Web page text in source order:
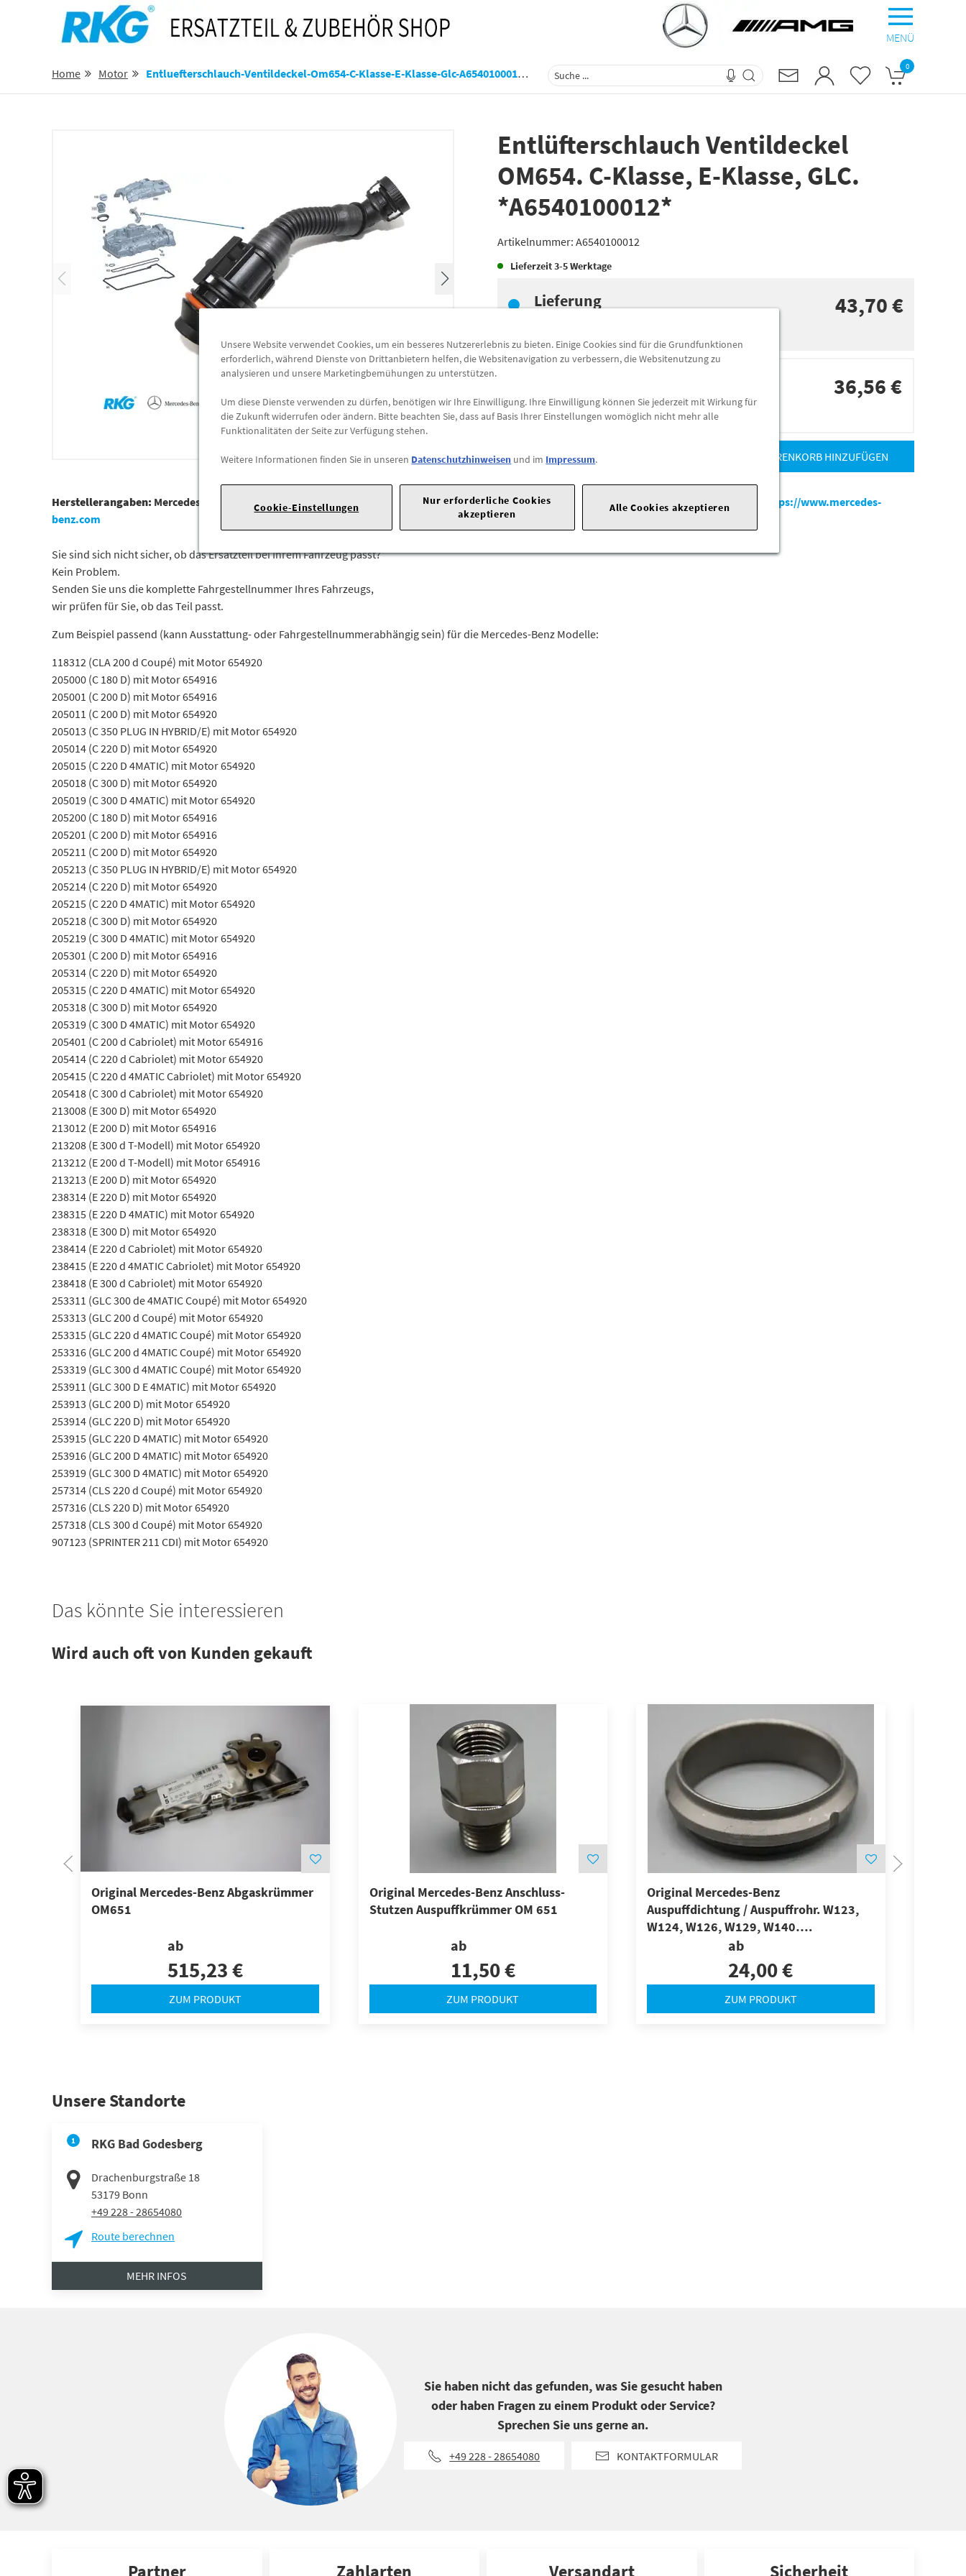
MENÜ
Home Motor Entluefterschlauch-Ventildeckel-Om654-C-Klasse-E-Klasse-Glc-A6540100012-A6540100012 0
Entlüfterschlauch Ventildeckel
OM654. C-Klasse, E-Klasse, GLC.
*A6540100012*
Artikelnummer: A6540100012
Lieferzeit3-5 Werktage
Lieferung 43,70 €
Preis inkl.19%MwSt.
Abholbar andiesen Standorten
36,56 €
- + ZUM WARENKORB HINZUFÜGEN
Herstellerangaben: Mercedes-Benz AG | Mercedesstr. 120 | 70723 Stuttgart |Tel: +49711170 |E-Mail:dialog.mb@mercedes-benz.com|
https://www.mercedes-
benz.com
Sie sind sich nicht sicher, ob das Ersatzteil bei Ihrem Fahrzeug passt?
Kein Problem.
Senden Sie uns die komplette Fahrgestellnummer Ihres Fahrzeugs,
wir prüfen für Sie, ob das Teil passt.
Zum Beispiel passend (kann Ausstattung- oder Fahrgestellnummerabhängig sein) für die Mercedes-Benz Modelle:
118312 (CLA 200 d Coupé) mit Motor 654920
205000 (C 180 D) mit Motor 654916
205001 (C 200 D) mit Motor 654916
205011 (C 200 D) mit Motor 654920
205013 (C 350 PLUG IN HYBRID/E) mit Motor 654920
205014 (C 220 D) mit Motor 654920
205015 (C 220 D 4MATIC) mit Motor 654920
205018 (C 300 D) mit Motor 654920
205019 (C 300 D 4MATIC) mit Motor 654920
205200 (C 180 D) mit Motor 654916
205201 (C 200 D) mit Motor 654916
205211 (C 200 D) mit Motor 654920
205213 (C 350 PLUG IN HYBRID/E) mit Motor 654920
205214 (C 220 D) mit Motor 654920
205215 (C 220 D 4MATIC) mit Motor 654920
205218 (C 300 D) mit Motor 654920
205219 (C 300 D 4MATIC) mit Motor 654920
205301 (C 200 D) mit Motor 654916
205314 (C 220 D) mit Motor 654920
205315 (C 220 D 4MATIC) mit Motor 654920
205318 (C 300 D) mit Motor 654920
205319 (C 300 D 4MATIC) mit Motor 654920
205401 (C 200 d Cabriolet) mit Motor 654916
205414 (C 220 d Cabriolet) mit Motor 654920
205415 (C 220 d 4MATIC Cabriolet) mit Motor 654920
205418 (C 300 d Cabriolet) mit Motor 654920
213008 (E 300 D) mit Motor 654920
213012 (E 200 D) mit Motor 654916
213208 (E 300 d T-Modell) mit Motor 654920
213212 (E 200 d T-Modell) mit Motor 654916
213213 (E 200 D) mit Motor 654920
238314 (E 220 D) mit Motor 654920
238315 (E 220 D 4MATIC) mit Motor 654920
238318 (E 300 D) mit Motor 654920
238414 (E 220 d Cabriolet) mit Motor 654920
238415 (E 220 d 4MATIC Cabriolet) mit Motor 654920
238418 (E 300 d Cabriolet) mit Motor 654920
253311 (GLC 300 de 4MATIC Coupé) mit Motor 654920
253313 (GLC 200 d Coupé) mit Motor 654920
253315 (GLC 220 d 4MATIC Coupé) mit Motor 654920
253316 (GLC 200 d 4MATIC Coupé) mit Motor 654920
253319 (GLC 300 d 4MATIC Coupé) mit Motor 654920
253911 (GLC 300 D E 4MATIC) mit Motor 654920
253913 (GLC 200 D) mit Motor 654920
253914 (GLC 220 D) mit Motor 654920
253915 (GLC 220 D 4MATIC) mit Motor 654920
253916 (GLC 200 D 4MATIC) mit Motor 654920
253919 (GLC 300 D 4MATIC) mit Motor 654920
257314 (CLS 220 d Coupé) mit Motor 654920
257316 (CLS 220 D) mit Motor 654920
257318 (CLS 300 d Coupé) mit Motor 654920
907123 (SPRINTER 211 CDI) mit Motor 654920
Das könnte Sie interessieren
Wird auch oft von Kunden gekauft
Original Mercedes-Benz Abgaskrümmer
OM651
ab
515,23 €
ZUM PRODUKT
Original Mercedes-Benz Anschluss-
Stutzen Auspuffkrümmer OM 651
ab
11,50 €
ZUM PRODUKT
Original Mercedes-Benz
Auspuffdichtung / Auspuffrohr. W123,
W124, W126, W129, W140….
ab
24,00 €
ZUM PRODUKT
Unsere Standorte
1 RKG Bad Godesberg
Drachenburgstraße 18
53179 Bonn
+49 228 - 28654080
Route berechnen
MEHR INFOS
Sie haben nicht das gefunden, was Sie gesucht haben
oder haben Fragen zu einem Produkt oder Service?
Sprechen Sie uns gerne an.
+49 228 - 28654080 KONTAKTFORMULAR
Partner Zahlarten Versandart Sicherheit
Unsere Website verwendet Cookies, um ein besseres Nutzererlebnis zu bieten. Einige Cookies sind für die Grundfunktionen
erforderlich, während Dienste von Drittanbietern helfen, die Websitenavigation zu verbessern, die Websitenutzung zu
analysieren und unsere Marketingbemühungen zu unterstützen.
Um diese Dienste verwenden zu dürfen, benötigen wir Ihre Einwilligung. Ihre Einwilligung können Sie jederzeit mit Wirkung für
die Zukunft widerrufen oder ändern. Bitte beachten Sie, dass auf Basis Ihrer Einstellungen womöglich nicht mehr alle
Funktionalitäten der Seite zur Verfügung stehen.
Weitere Informationen finden Sie in unseren Datenschutzhinweisen und im Impressum.
Cookie-Einstellungen
Nur erforderliche Cookies
akzeptieren
Alle Cookies akzeptieren